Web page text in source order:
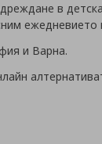
в
ежедневието
и Варна.